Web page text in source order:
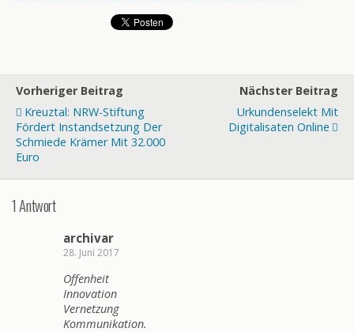
Vorheriger Beitrag
Kreuztal: NRW-Stiftung
Fördert Instandsetzung Der
Schmiede Krämer Mit 32.000
Euro
Nächster Beitrag
Urkundenselekt Mit
Digitalisaten Online
1 Antwort
archivar
28. Juni 2017
Offenheit
Innovation
Vernetzung
Kommunikation.